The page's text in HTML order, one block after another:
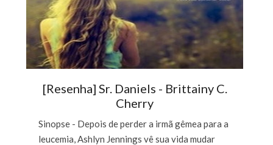
[Resenha] Sr. Daniels - Brittainy C.
Cherry
Sinopse - Depois de perder a irmã gêmea para a
leucemia, Ashlyn Jennings vê sua vida mudar